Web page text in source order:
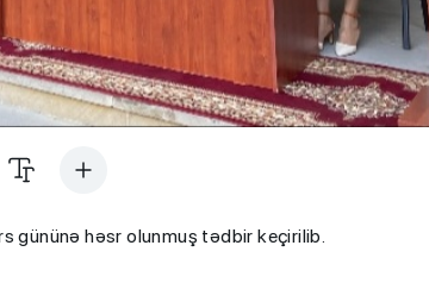
gününə həsr olunmuş tədbir keçirilib.